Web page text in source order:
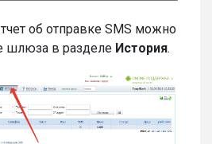
об отправке SMS можно
шлюза в разделе История.